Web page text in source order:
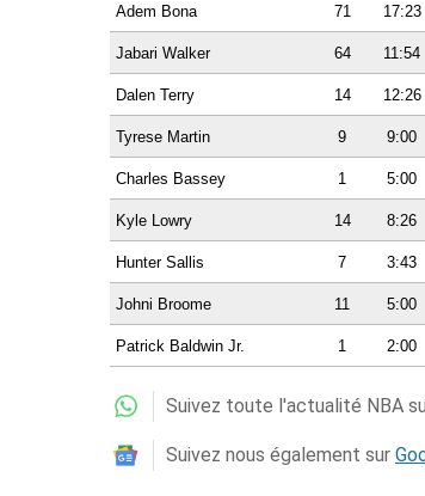
Adem Bona 71 17:23
Jabari Walker 64 11:54
Dalen Terry 14 12:26
Tyrese Martin 9 9:00
Charles Bassey 1 5:00
Kyle Lowry 14 8:26
Hunter Sallis 7 3:43
Johni Broome 11 5:00
Patrick Baldwin Jr. 1 2:00
Suivez toute l'actualité NBA
Suivez nous également sur